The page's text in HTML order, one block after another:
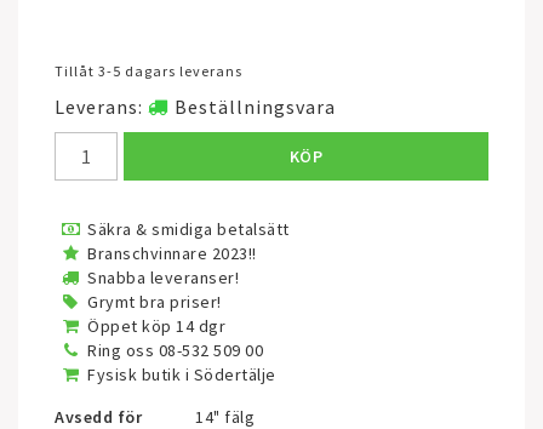
Tillåt 3-5 dagars leverans
Leverans: Beställningsvara
KÖP
Säkra & smidiga betalsätt
Branschvinnare 2023!!
Snabba leveranser!
Grymt bra priser!
Öppet köp 14 dgr
Ring oss 08-532 509 00
Fysisk butik i Södertälje
Avsedd för
14" fälg